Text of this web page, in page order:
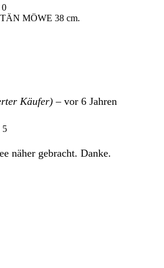
0
MÖWE 38 cm.
Käufer) – vor 6 Jahren
5
näher gebracht. Danke.